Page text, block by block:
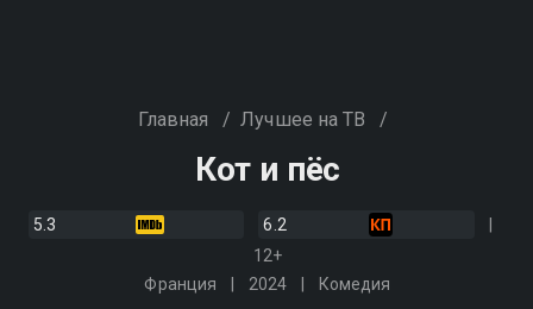
Главная / Лучшее на ТВ /
Кот и пёс
5.3
6.2
12+
Франция
2024 Комедия